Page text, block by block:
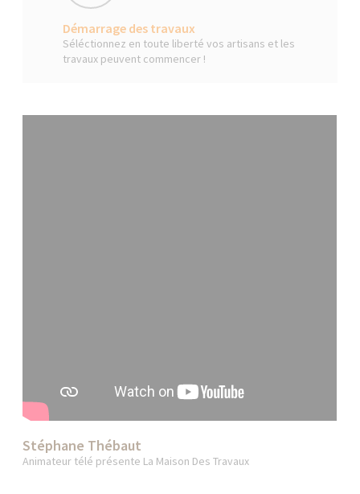
Démarrage des travaux
Séléctionnez en toute liberté vos artisans et les
travaux peuvent commencer !
Stéphane Thébaut
Animateur télé présente La Maison Des Travaux